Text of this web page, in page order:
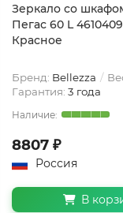
Зеркало со
Пегас 60 L
Красное
Бренд: Bellezza
Гарантия: 3 года
8807 ₽
Россия
В